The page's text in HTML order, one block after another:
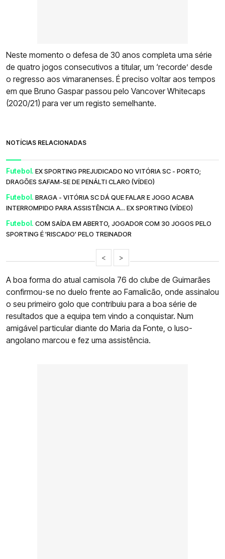
Neste momento o defesa de 30 anos completa uma série
de quatro jogos consecutivos a titular, um ‘recorde’ desde
o regresso aos vimaranenses. É preciso voltar aos tempos
em que Bruno Gaspar passou pelo Vancover Whitecaps
(2020/21) para ver um registo semelhante.
NOTÍCIAS RELACIONADAS
Futebol. EX SPORTING PREJUDICADO NO VITÓRIA SC - PORTO;
DRAGÕES SAFAM-SE DE PENÁLTI CLARO (VÍDEO)
Futebol. BRAGA - VITÓRIA SC DÁ QUE FALAR E JOGO ACABA
INTERROMPIDO PARA ASSISTÊNCIA A... EX SPORTING (VÍDEO)
Futebol. COM SAÍDA EM ABERTO, JOGADOR COM 30 JOGOS PELO
SPORTING É 'RISCADO' PELO TREINADOR
< >
A boa forma do atual camisola 76 do clube de Guimarães
confirmou-se no duelo frente ao Famalicão, onde assinalou
o seu primeiro golo que contribuiu para a boa série de
resultados que a equipa tem vindo a conquistar. Num
amigável particular diante do Maria da Fonte, o luso-
angolano marcou e fez uma assistência.